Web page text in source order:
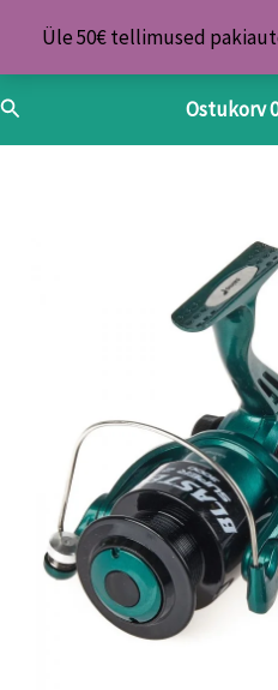
Üle 50€ tellimused
content
Search Ostukorv